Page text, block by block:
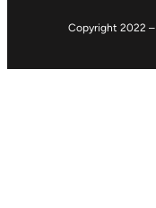
Copyright 2022 –